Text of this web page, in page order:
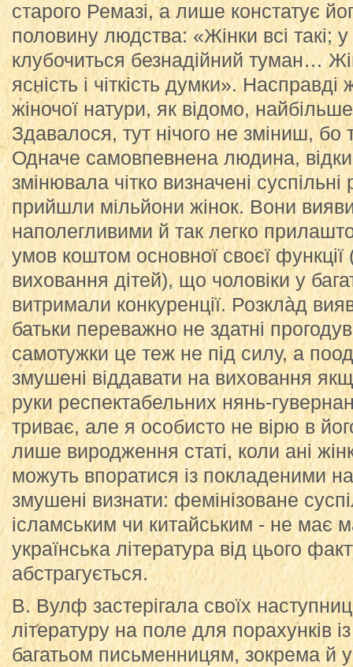
старого Ремазі, а лише констатує
половину людства: «Жінки всі такі; у
клубочиться безнадійний туман…
ясність і чіткість думки». Насправді
жіночої натури, як відомо,
Здавалося, тут нічого не зміниш,
Одначе самовпевнена людина,
змінювала чітко визначені
прийшли мільйони жінок. Вони
наполегливими й так легко
умов коштом основної своєї
виховання дітей), що чоловіки у
витримали конкуренції. Розклàд
батьки переважно не здатні
самотужки це теж не під силу, а
змушені віддавати на виховання
руки респектабельних нянь-
триває, але я особисто не вірю в
лише виродження статі, коли ані
можуть впоратися із покладеними
змушені визнати: фемінізоване
ісламським чи китайським - не має
українська література від цього
абстрагується.
В. Вулф застерігала своїх
літературу на поле для порахунків
багатьом письменницям, зокрема й